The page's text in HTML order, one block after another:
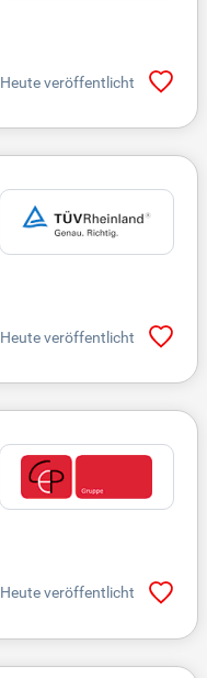
Heute veröffentlicht
Heute veröffentlicht
Heute veröffentlicht